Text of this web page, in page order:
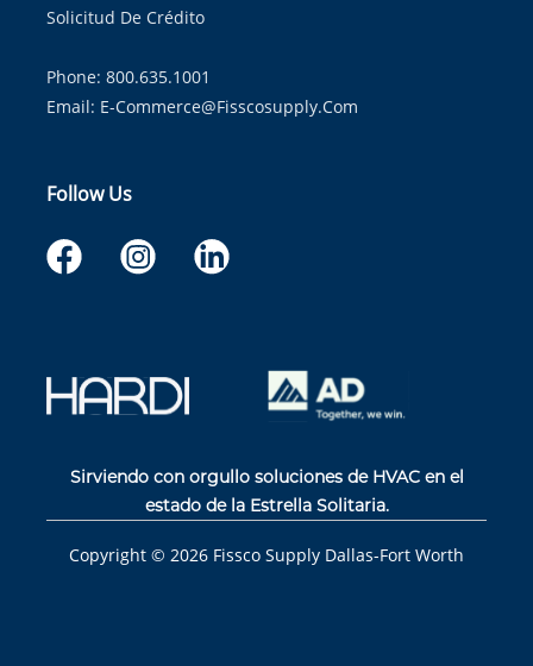
Solicitud De Crédito
Phone: 800.635.1001
Email: E-Commerce@fisscosupply.com
Follow Us
Sirviendo con orgullo soluciones de HVAC en el
estado de la Estrella Solitaria.
Copyright © 2026 Fissco Supply Dallas-Fort Worth